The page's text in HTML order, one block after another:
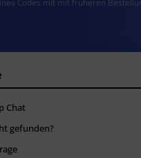
Chat
gefunden?